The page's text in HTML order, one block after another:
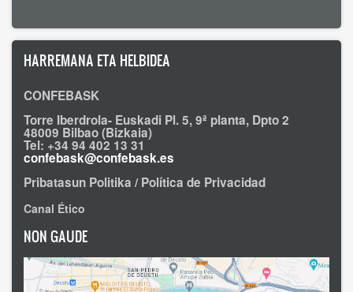
HARREMANA ETA HELBIDEA
CONFEBASK
Torre Iberdrola- Euskadi Pl. 5, 9ª planta, Dpto 2
48009 Bilbao (Bizkaia)
Tel: +34 94 402 13 31
confebask@confebask.es
Pribatasun Politika / Política de Privacidad
Canal Ético
NON GAUDE